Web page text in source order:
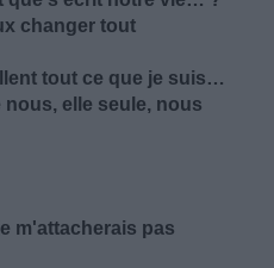
changer tout
tout ce que je suis…
elle seule, nous
m'attacherais pas